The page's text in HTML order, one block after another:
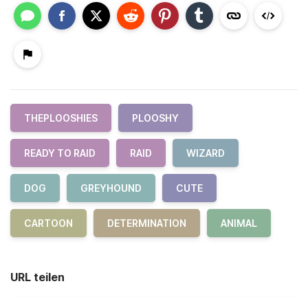
THEPLOOSHIES PLOOSHY
READY TO RAID RAID WIZARD
DOG GREYHOUND CUTE
CARTOON DETERMINATION ANIMAL
URL teilen